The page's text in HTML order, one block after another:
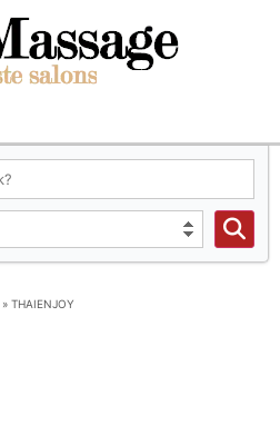
» THAIENJOY